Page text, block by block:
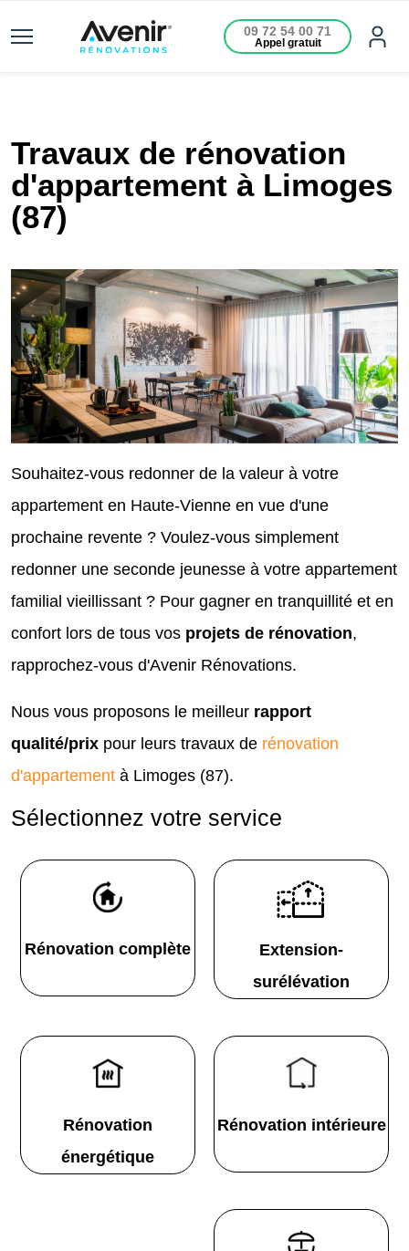
09 72 54 00 71
Appel gratuit
Travaux de rénovation
d'appartement à Limoges
(87)
Souhaitez-vous redonner de la valeur à votre
appartement en Haute-Vienne en vue d'une
prochaine revente ? Voulez-vous simplement
redonner une seconde jeunesse à votre appartement
familial vieillissant ? Pour gagner en tranquillité et en
confort lors de tous vos projets de rénovation,
rapprochez-vous d'Avenir Rénovations.
Nous vous proposons le meilleur rapport
qualité/prix pour leurs travaux de rénovation
d'appartement à Limoges (87).
Sélectionnez votre service
Rénovation complète
Extension-
surélévation
Rénovation
énergétique
Rénovation intérieure